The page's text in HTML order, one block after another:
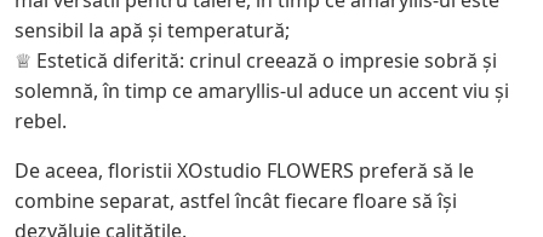
sensibil la apă și temperatură;
♕ Estetică diferită: crinul creează o impresie sobră și
solemnă, în timp ce amaryllis-ul aduce un accent viu și
rebel.
De aceea, floristii XOstudio FLOWERS preferă să le
combine separat, astfel încât fiecare floare să își
dezvăluie calitățile.